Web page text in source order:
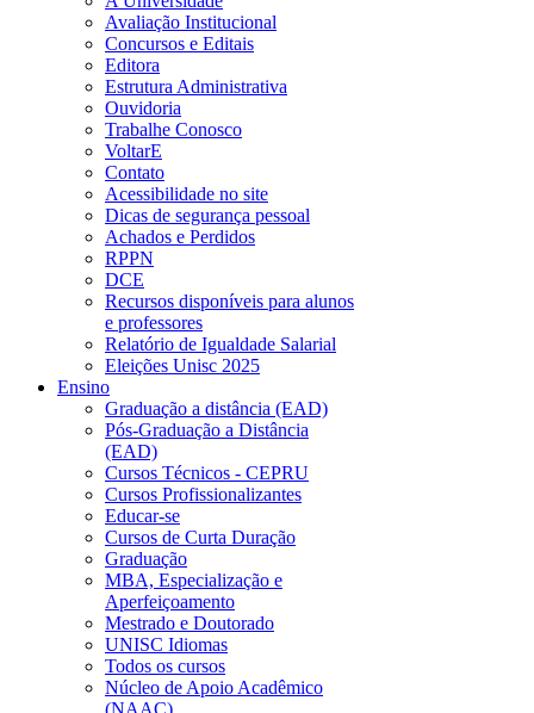
Avaliação Institucional
Concursos e Editais
Editora
Estrutura Administrativa
Ouvidoria
Trabalhe Conosco
VoltarE
Contato
Acessibilidade no site
Dicas de segurança pessoal
Achados e Perdidos
RPPN
DCE
Recursos disponíveis para alunos
e professores
Relatório de Igualdade Salarial
Eleições Unisc 2025
Ensino
Graduação a distância (EAD)
Pós-Graduação a Distância
(EAD)
Cursos Técnicos - CEPRU
Cursos Profissionalizantes
Educar-se
Cursos de Curta Duração
Graduação
MBA, Especialização e
Aperfeiçoamento
Mestrado e Doutorado
UNISC Idiomas
Todos os cursos
Núcleo de Apoio Acadêmico
(NAAC)